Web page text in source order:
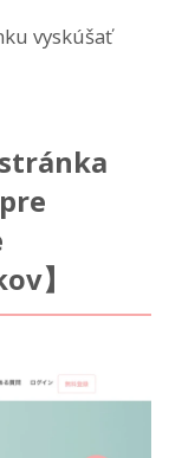
vyskúšať
】